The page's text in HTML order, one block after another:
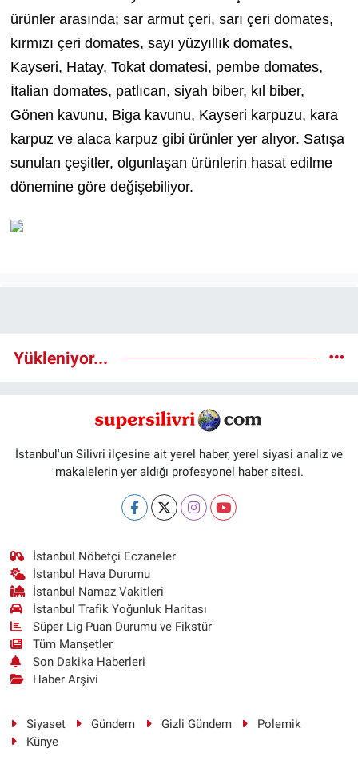
ürünler arasında; sar armut çeri, sarı çeri domates,
kırmızı çeri domates, sayı yüzyıllık domates,
Kayseri, Hatay, Tokat domatesi, pembe domates,
İtalian domates, patlıcan, siyah biber, kıl biber,
Gönen kavunu, Biga kavunu, Kayseri karpuzu, kara
karpuz ve alaca karpuz gibi ürünler yer alıyor. Satışa
sunulan çeşitler, olgunlaşan ürünlerin hasat edilme
dönemine göre değişebiliyor.
Yükleniyor...
İstanbul'un Silivri ilçesine ait yerel haber, yerel siyasi analiz ve
makalelerin yer aldığı profesyonel haber sitesi.
İstanbul Nöbetçi Eczaneler
İstanbul Hava Durumu
İstanbul Namaz Vakitleri
İstanbul Trafik Yoğunluk Haritası
Süper Lig Puan Durumu ve Fikstür
Tüm Manşetler
Son Dakika Haberleri
Haber Arşivi
Siyaset Gündem Gizli Gündem
Polemik
Künye